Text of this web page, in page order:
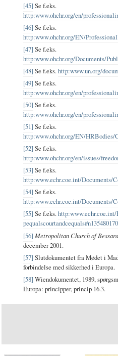
[45] Se f.eks.
http:www.ohchr.org/en/
[46] Se f.eks.
http:www.ohchr.org/EN/
[47] Se f.eks.
http:www.ohchr.org/Documents/
[48] Se f.eks.http:www.un.org/
[49] Se f.eks.
http:www.ohchr.org/en/
[50] Se f.eks.
http:www.ohchr.org/en/
[51] Se f.eks.
http:www.ohchr.org/EN/HRBodies/
[52] Se f.eks.
http:www.ohchr.org/en/issues/
[53] Se f.eks.
http:www.echr.coe.int/Documents/
[54] Se f.eks.
http:www.echr.coe.int/Documents/
[55] Se f.eks.http:www.echr.coe.int/
[56] Metropolitan Church of
december 2001.
[57] Slutdokumentet fra Mødet i
forbindelse med sikkerhed i Europa.
[58] Wiendokumentet, 1989,
Europa: principper, princip 16.3.